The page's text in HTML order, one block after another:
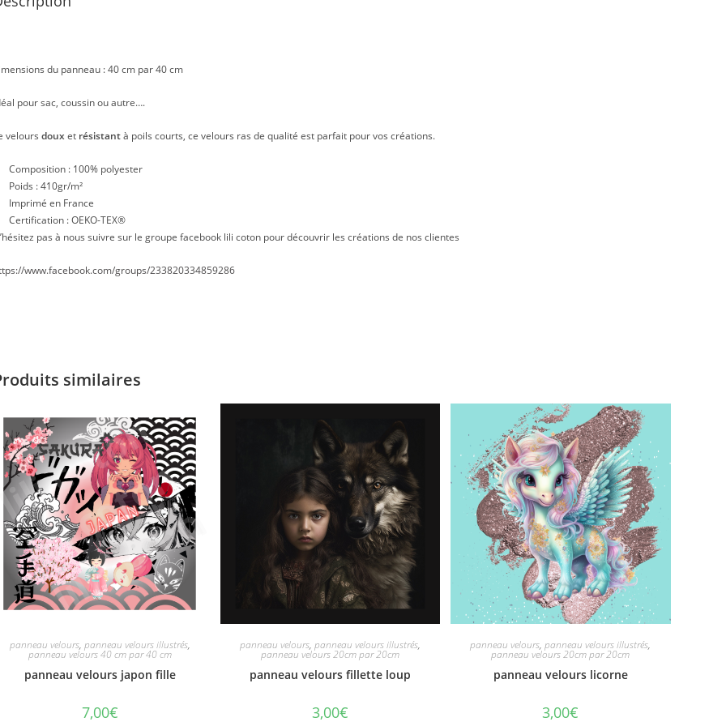
du panneau : 40 cm par 40 cm
pour sac, coussin ou autre….
velours douxet résistantà poils courts, ce velours ras de qualité est parfait pour vos créations.
Composition : 100% polyester
Poids : 410gr/m²
Imprimé en France
Certification : OEKO-TEX®
pas à nous suivre sur le groupe facebook lili coton pour découvrir les créations de nos clientes
www.facebook.com/groups/233820334859286
similaires
panneau velours, panneau velours illustrés,
panneau velours 40 cm par 40 cm
panneau velours japon fille
7,00€
panneau velours, panneau velours illustrés,
panneau velours 20cm par 20cm
panneau velours fillette loup
3,00€
panneau velours,panneau velours illustrés,
panneau velours 20cm par 20cm
panneau velours licorne
3,00€